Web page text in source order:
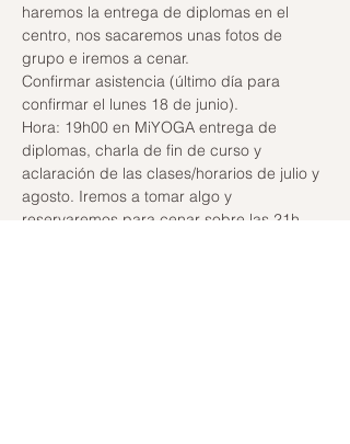
haremos la entrega de diplomas en el
centro, nos sacaremos unas fotos de
Confirmar asistencia (último día para
Hora: 19h00 en MiYOGA entrega de
diplomas, charla de fin de curso y
aclaración de las clases/horarios de julio y
agosto. Iremos a tomar algo y
reservaremos para cenar sobre las 21h